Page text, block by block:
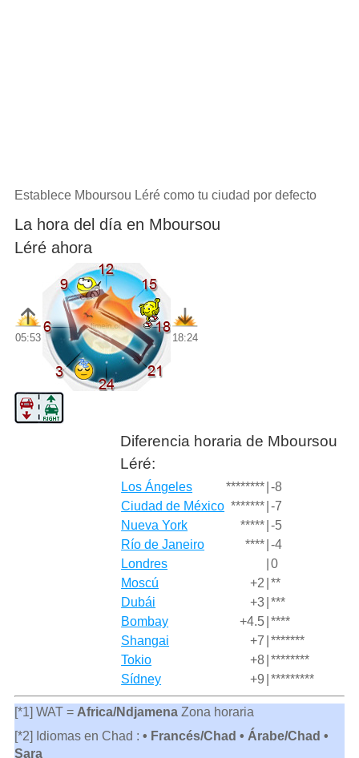
Establece Mboursou Léré como tu ciudad por defecto
La hora del día en Mboursou
Léré ahora
05:53 18:24
Diferencia horaria de Mboursou
Léré:
Los Ángeles ******** -8
Ciudad de México ******* -7
Nueva York
***** -5
Río de Janeiro
**** -4
Londres
0
Moscú
+2 **
Dubái
+3 ***
Bombay
+4.5 ****
Shangai
+7 *******
Tokio
+8 ********
Sídney
+9 *********
[*1] WAT = Africa/NdjamenaZona horaria
[*2] Idiomas en Chad : • Francés/Chad • Árabe/Chad •
Sara